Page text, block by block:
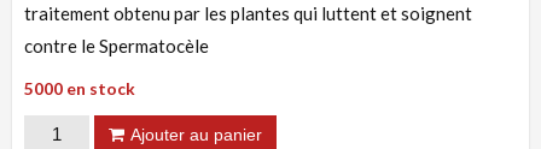
notation
client
traitement obtenu par les plantes qui luttent et soignent
contre le Spermatocèle
5000 en stock
quantité
Ajouter au panier